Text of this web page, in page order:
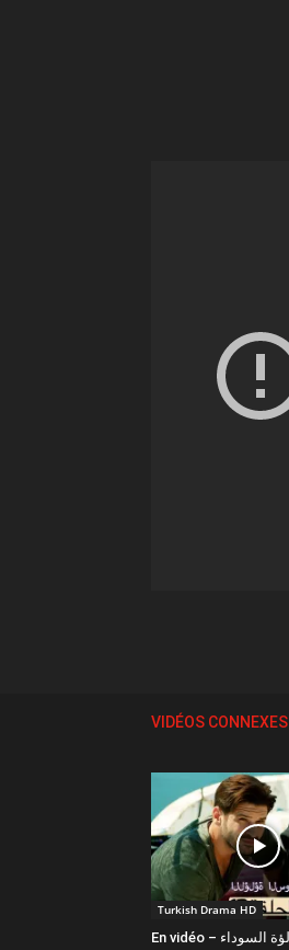
VIDÉOS CONNEXES
Turkish Drama HD
En vidéo – مسلسل اللؤلؤة السوداء